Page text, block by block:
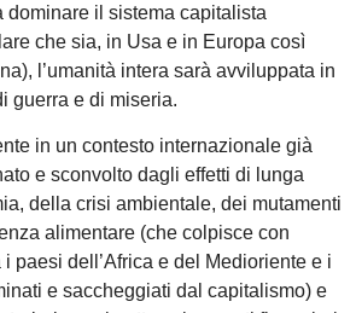
dominare il sistema capitalista
che sia, in Usa e in Europa così
l’umanità intera sarà avviluppata in
guerra e di miseria.
in un contesto internazionale già
e sconvolto dagli effetti di lunga
della crisi ambientale, dei mutamenti
alimentare (che colpisce con
paesi dell’Africa e del Medioriente e i
e saccheggiati dal capitalismo) e